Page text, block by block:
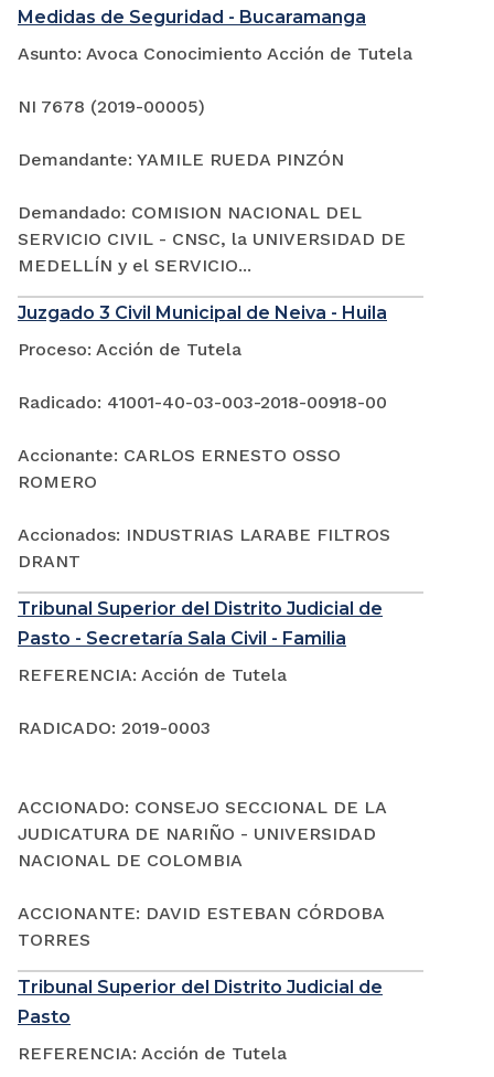
Medidas de Seguridad - Bucaramanga
Asunto: Avoca Conocimiento Acción de Tutela
NI 7678 (2019-00005)
Demandante: YAMILE RUEDA PINZÓN
Demandado: COMISION NACIONAL DEL
SERVICIO CIVIL - CNSC, la UNIVERSIDAD DE
MEDELLÍN y el SERVICIO...
Juzgado 3 Civil Municipal de Neiva - Huila
Proceso: Acción de Tutela
Radicado: 41001-40-03-003-2018-00918-00
Accionante: CARLOS ERNESTO OSSO
ROMERO
Accionados: INDUSTRIAS LARABE FILTROS
DRANT
Tribunal Superior del Distrito Judicial de
Pasto - Secretaría Sala Civil - Familia
REFERENCIA: Acción de Tutela
RADICADO: 2019-0003
ACCIONADO: CONSEJO SECCIONAL DE LA
JUDICATURA DE NARIÑO - UNIVERSIDAD
NACIONAL DE COLOMBIA
ACCIONANTE: DAVID ESTEBAN CÓRDOBA
TORRES
Tribunal Superior del Distrito Judicial de
Pasto
REFERENCIA: Acción de Tutela